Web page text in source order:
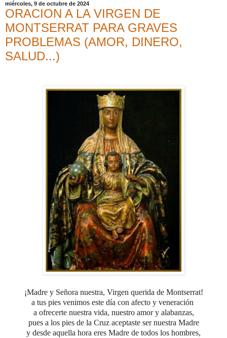
miércoles, 9 de octubre de 2024
ORACION A LA VIRGEN DE
MONTSERRAT PARA GRAVES
PROBLEMAS (AMOR, DINERO,
SALUD...)
¡Madre y Señora nuestra, Virgen querida de Montserrat!
a tus pies venimos este día con afecto y veneración
a ofrecerte nuestra vida, nuestro amor y alabanzas,
pues a los pies de la Cruz aceptaste ser nuestra Madre
y desde aquella hora eres Madre de todos los hombres,